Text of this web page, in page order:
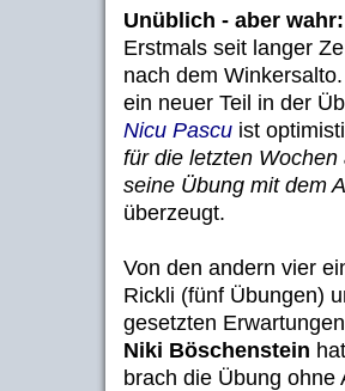
Unüblich - aber
Erstmals seit langer
nach dem
ein neuer Teil in der
Nicu Pascu ist
für die letzten
seine Übung mit dem
überzeugt.
Von den andern vier
Rickli (fünf Übungen)
gesetzten
Niki Böschenstein
brach die Übung ohne